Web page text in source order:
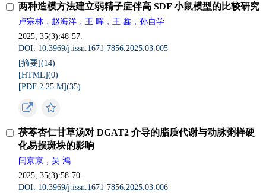
两种造模方法建立弱精子症伴高 SDF 小鼠模型的比较研究
卢宗林，赵海洋，王 晖，王 鑫，孙自学
2025, 35(3):48-57.
DOI: 10.3969/j.issn.1671-7856.2025.03.005
[摘要](14)
[HTML](0)
[PDF 2.25 M](35)
茯苓杏仁甘草汤对 DGAT2 介导的脂质代谢与动脉粥样硬
化易损斑块的影响
闫京京，吴 鸿
2025, 35(3):58-70.
DOI: 10.3969/j.issn.1671-7856.2025.03.006